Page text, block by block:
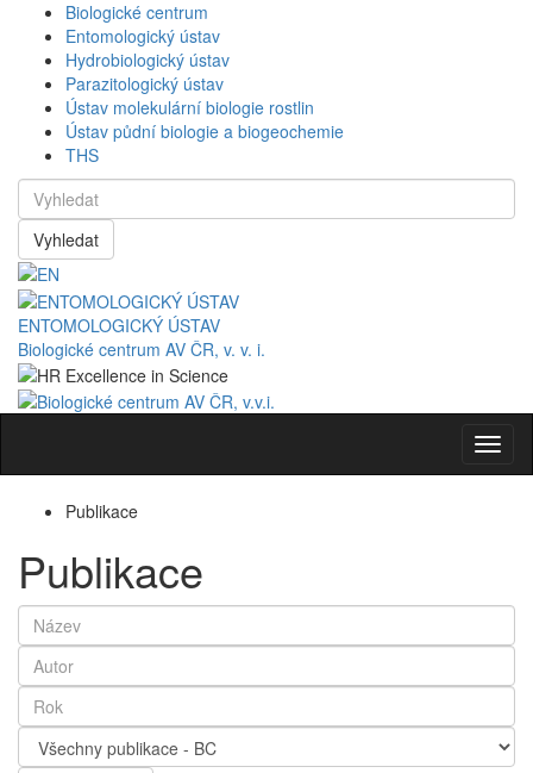
Biologické centrum
Entomologický ústav
Hydrobiologický ústav
Parazitologický ústav
Ústav molekulární biologie rostlin
Ústav půdní biologie a biogeochemie
THS
Vyhledat
ENTOMOLOGICKÝ ÚSTAV
Biologické centrum AV ČR, v. v. i.
Publikace
Publikace